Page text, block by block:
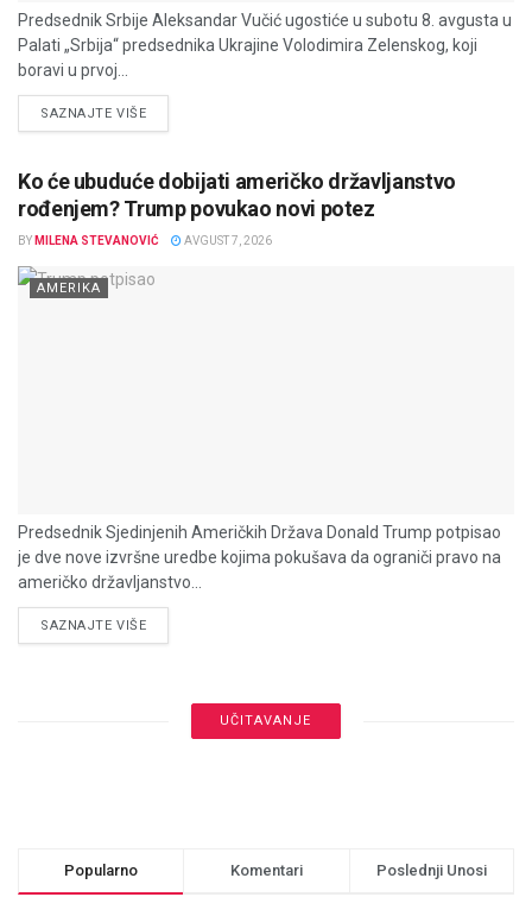
Predsednik Srbije Aleksandar Vučić ugostiće u subotu 8. avgusta u
Palati „Srbija“ predsednika Ukrajine Volodimira Zelenskog, koji
boravi u prvoj...
SAZNAJTE VIŠEDETAILS
Ko će ubuduće dobijati američko državljanstvo
rođenjem? Trump povukao novi potez
BY MILENA STEVANOVIĆ AVGUST 7, 2026
AMERIKA
Predsednik Sjedinjenih Američkih Država Donald Trump potpisao
je dve nove izvršne uredbe kojima pokušava da ograniči pravo na
američko državljanstvo...
SAZNAJTE VIŠEDETAILS
UČITAVANJE
Popularno Komentari Poslednji Unosi